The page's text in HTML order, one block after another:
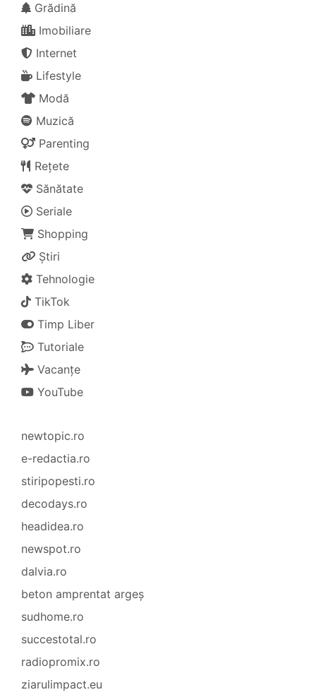
Grădină
Imobiliare
Internet
Lifestyle
Modă
Muzică
Parenting
Rețete
Sănătate
Seriale
Shopping
Știri
Tehnologie
TikTok
Timp Liber
Tutoriale
Vacanțe
YouTube
newtopic.ro
e-redactia.ro
stiripopesti.ro
decodays.ro
headidea.ro
newspot.ro
dalvia.ro
beton amprentat argeș
sudhome.ro
succestotal.ro
radiopromix.ro
ziarulimpact.eu